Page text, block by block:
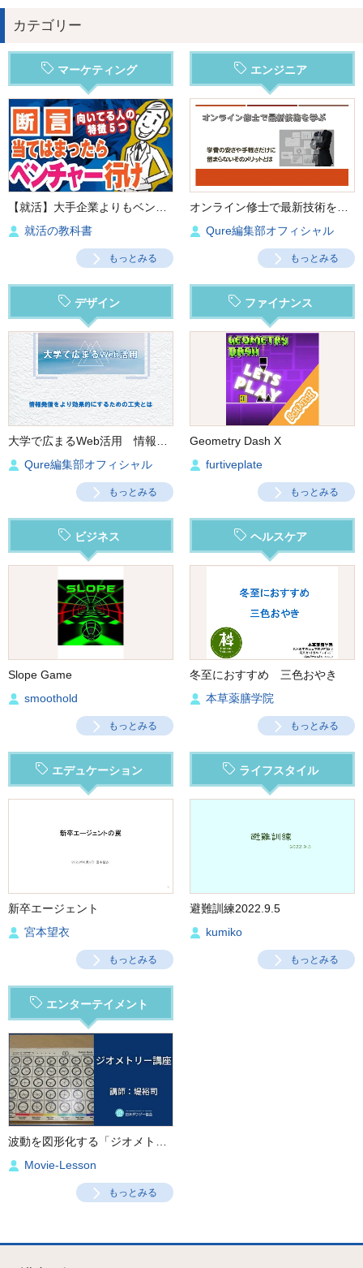
カテゴリー
マーケティング
【就活】大手企業よりもベンチャー企業に向いている人の特徴５つ‼︎
就活の教科書
もっとみる
エンジニア
オンライン修士で最新技術を学ぶ
Qure編集部オフィシャル
もっとみる
デザイン
大学で広まるWeb活用 情報発信をより効果的にするための工夫とは
Qure編集部オフィシャル
もっとみる
ファイナンス
Geometry Dash X
furtiveplate
もっとみる
ビジネス
Slope Game
smoothold
もっとみる
ヘルスケア
冬至におすすめ 三色おやき
本草薬膳学院
もっとみる
エデュケーション
新卒エージェント
宮本望衣
もっとみる
ライフスタイル
避難訓練2022.9.5
kumiko
もっとみる
エンターテイメント
波動を図形化する「ジオメトリー講座」
Movie-Lesson
もっとみる